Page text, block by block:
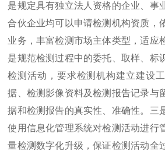
是规定具有独立法人资格的企业、事
合伙企业均可以申请检测机构资质，
业务，丰富检测市场主体类型，适应
是规范检测过程中的委托、取样、标
检测活动，要求检测机构建立建设
据、检测影像资料及检测报告记录与
据和检测报告的真实性、准确性。三
使用信息化管理系统对检测活动进行
量检测数字化升级，保证检测活动全